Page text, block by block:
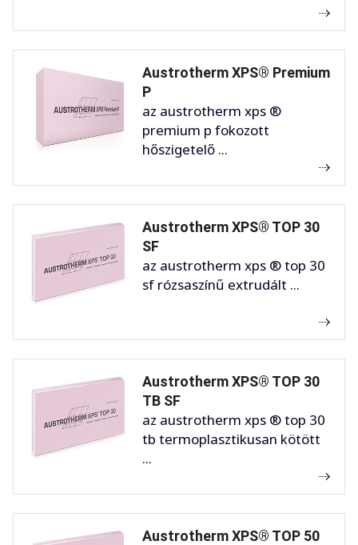
Austrotherm XPS® Premium
P
az austrotherm xps ®
premium p fokozott
hőszigetelő ...
Austrotherm XPS® TOP 30
SF
az austrotherm xps ® top 30
sf rózsaszínű extrudált ...
Austrotherm XPS® TOP 30
TB SF
az austrotherm xps ® top 30
tb termoplasztikusan kötött
...
Austrotherm XPS® TOP 50